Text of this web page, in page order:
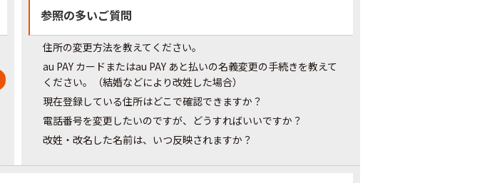
参照の多いご質問
住所の変更方法を教えてください。
au PAY カードまたはau PAY あと払いの名義変更の手続きを教えて
ください。（結婚などにより改姓した場合）
現在登録している住所はどこで確認できますか？
電話番号を変更したいのですが、どうすればいいですか？
改姓・改名した名前は、いつ反映されますか？